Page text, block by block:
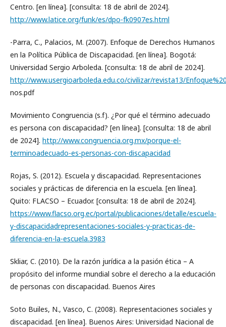
Centro. [en línea]. [consulta: 18 de abril de 2024].
http://www.latice.org/funk/es/dpo-fk0907es.html
-Parra, C., Palacios, M. (2007). Enfoque de Derechos Humanos
en la Política Pública de Discapacidad. [en línea]. Bogotá:
Universidad Sergio Arboleda. [consulta: 18 de abril de 2024].
http://www.usergioarboleda.edu.co/civilizar/revista13/
nos.pdf
Movimiento Congruencia (s.f). ¿Por qué el término adecuado
es persona con discapacidad? [en línea]. [consulta: 18 de abril
de 2024]. http://www.congruencia.org.mx/porque-el-
terminoadecuado-es-personas-con-discapacidad
Rojas, S. (2012). Escuela y discapacidad. Representaciones
sociales y prácticas de diferencia en la escuela. [en línea].
Quito: FLACSO – Ecuador. [consulta: 18 de abril de 2024].
https://www.flacso.org.ec/portal/publicaciones/detalle/escuela-
y-discapacidadrepresentaciones-sociales-y-practicas-de-
diferencia-en-la-escuela.3983
Skliar, C. (2010). De la razón jurídica a la pasión ética – A
propósito del informe mundial sobre el derecho a la educación
de personas con discapacidad. Buenos Aires
Soto Builes, N., Vasco, C. (2008). Representaciones sociales y
discapacidad. [en línea]. Buenos Aires: Universidad Nacional de